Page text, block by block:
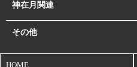
神在月関連
その他
HOME